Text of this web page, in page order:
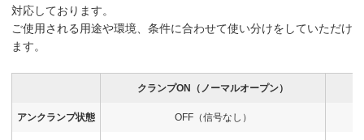
対応しております。
ご使用される用途や環境、条件に合わせて使い分けをしていただけ
ます。
クランプON（ノーマルオープン）
アンクランプ状態 OFF（信号なし）